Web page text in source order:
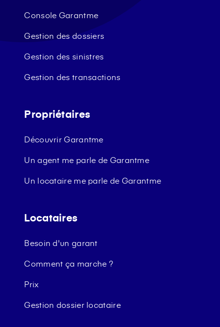
Console Garantme
Gestion des dossiers
Gestion des sinistres
Gestion des transactions
Propriétaires
Découvrir Garantme
Un agent me parle de Garantme
Un locataire me parle de Garantme
Locataires
Besoin d'un garant
Comment ça marche ?
Prix
Gestion dossier locataire